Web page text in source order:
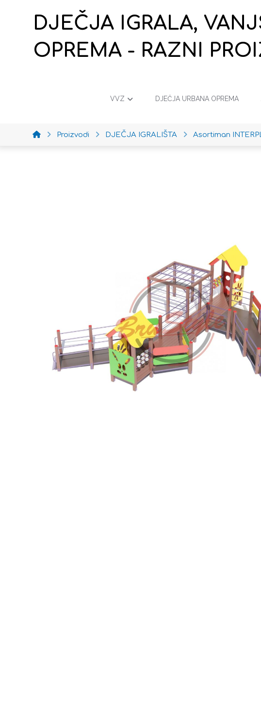
DJEČJA IGRALA,
OPREMA - RAZNI
VVZ DJEČJA URBANA OPREMA
Proizvodi DJEČJA IGRALIŠTA Asortiman